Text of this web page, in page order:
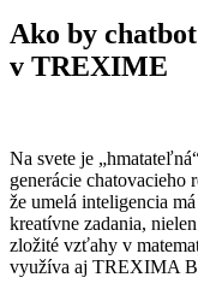
Ako by
v TREXIME
Na svete je
generácie chatovacieho
že umelá inteligencia
kreatívne zadania,
zložité vzťahy v
využíva aj TREXIMA